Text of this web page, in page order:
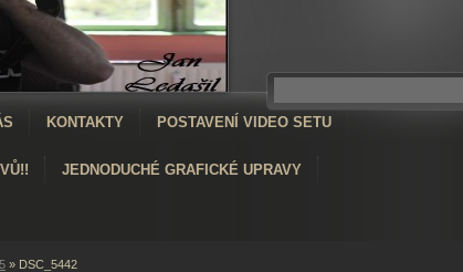
KONTAKTY POSTAVENÍ VIDEO SETU
JEDNODUCHÉ GRAFICKÉ UPRAVY
» DSC_5442